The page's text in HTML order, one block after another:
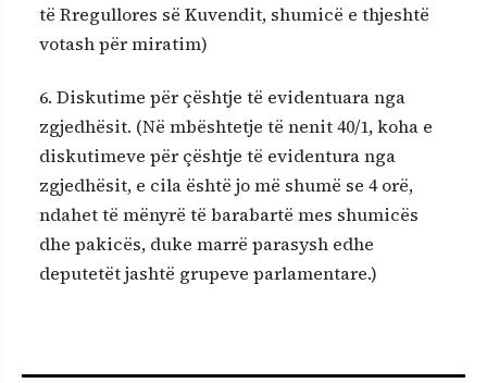
të Rregullores së Kuvendit, shumicë e thjeshtë
votash për miratim)
6. Diskutime për çështje të evidentuara nga
zgjedhësit. (Në mbështetje të nenit 40/1, koha e
diskutimeve për çështje të evidentura nga
zgjedhësit, e cila është jo më shumë se 4 orë,
ndahet të mënyrë të barabartë mes shumicës
dhe pakicës, duke marrë parasysh edhe
deputetët jashtë grupeve parlamentare.)